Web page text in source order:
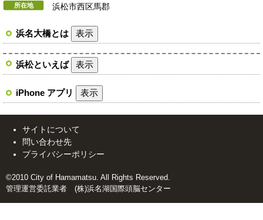
所在地 浜松市西区馬郡
浜名大橋とは 表示
浜松といえば 表示
iPhone アプリ 表示
サイトについて
問い合わせ先
プライバシーポリシー
©2010 City of Hamamatsu. All Rights Reserved.
管理運営委託業者 (株)浜名湖国際頭脳センター